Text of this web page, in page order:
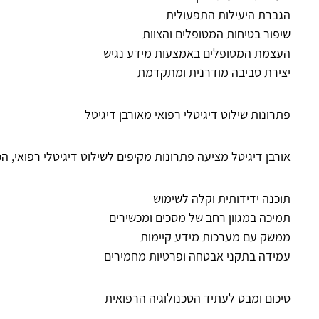
הגברת היעילות התפעולית
שיפור בטיחות המטופלים והצוות
העצמת המטופלים באמצעות מידע נגיש
יצירת סביבה מודרנית ומתקדמת
פתרונות שילוט דיגיטלי רפואי מאורבן דיגיטל
אורבן דיגיטל מציעה פתרונות מקיפים לשילוט דיגיטלי רפואי,
תוכנה ידידותית וקלה לשימוש
תמיכה במגוון רחב של מסכים ומכשירים
ממשק עם מערכות מידע קיימות
עמידה בתקני אבטחה ופרטיות מחמירים
סיכום ומבט לעתיד הטכנולוגיה הרפואית